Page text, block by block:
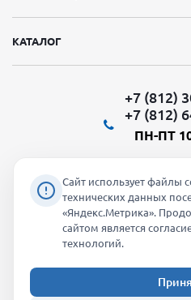
КАТАЛОГ
+7 (812)
+7 (812)
ПН-ПТ
Мы в
2026 © "Молти" -
Сайт использует файлы
технических данных
«Яндекс.Метрика».
сайтом является
технологий.